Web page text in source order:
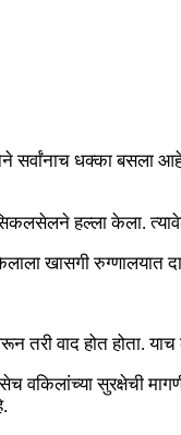
धक्का बसला
सिकलसेलने हल्ला केला.
खासगी
तरी वाद होत
वकिलांच्या सुरक्षेची